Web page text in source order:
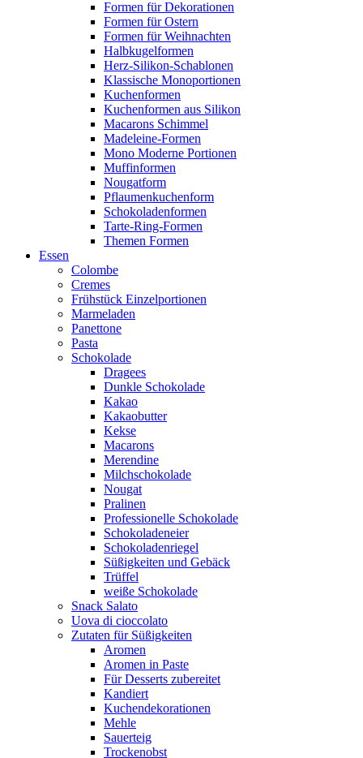
Formen für Dekorationen
Formen für Ostern
Formen für Weihnachten
Halbkugelformen
Herz-Silikon-Schablonen
Klassische Monoportionen
Kuchenformen
Kuchenformen aus Silikon
Macarons Schimmel
Madeleine-Formen
Mono Moderne Portionen
Muffinformen
Nougatform
Pflaumenkuchenform
Schokoladenformen
Tarte-Ring-Formen
Themen Formen
Essen
Colombe
Cremes
Frühstück Einzelportionen
Marmeladen
Panettone
Pasta
Schokolade
Dragees
Dunkle Schokolade
Kakao
Kakaobutter
Kekse
Macarons
Merendine
Milchschokolade
Nougat
Pralinen
Professionelle Schokolade
Schokoladeneier
Schokoladenriegel
Süßigkeiten und Gebäck
Trüffel
weiße Schokolade
Snack Salato
Uova di cioccolato
Zutaten für Süßigkeiten
Aromen
Aromen in Paste
Für Desserts zubereitet
Kandiert
Kuchendekorationen
Mehle
Sauerteig
Trockenobst